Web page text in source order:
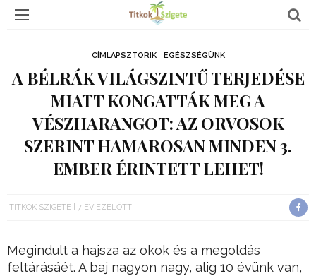
CÍMLAPSZTORIK EGÉSZSÉGÜNK
A BÉLRÁK VILÁGSZINTŰ TERJEDÉSE
MIATT KONGATTÁK MEG A
VÉSZHARANGOT: AZ ORVOSOK
SZERINT HAMAROSAN MINDEN 3.
EMBER ÉRINTETT LEHET!
TITKOK SZIGETE 7 ÉV EZELŐTT
Megindult a hajsza az okok és a megoldás
feltárásáét. A baj nagyon nagy, alig 10 évünk van,